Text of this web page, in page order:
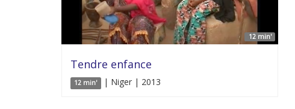
12 min'
Tendre enfance
12 min' | Niger | 2013